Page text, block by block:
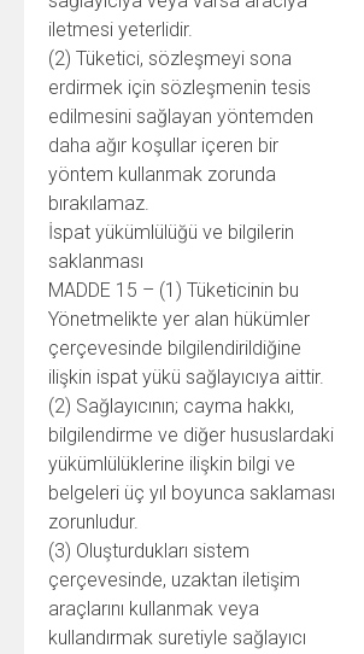
iletmesi yeterlidir.
(2) Tüketici, sözleşmeyi sona
erdirmek için sözleşmenin tesis
edilmesini sağlayan yöntemden
daha ağır koşullar içeren bir
yöntem kullanmak zorunda
bırakılamaz.
İspat yükümlülüğü ve bilgilerin
saklanması
MADDE 15 – (1) Tüketicinin bu
Yönetmelikte yer alan hükümler
çerçevesinde bilgilendirildiğine
ilişkin ispat yükü sağlayıcıya aittir.
(2) Sağlayıcının; cayma hakkı,
bilgilendirme ve diğer hususlardaki
yükümlülüklerine ilişkin bilgi ve
belgeleri üç yıl boyunca saklaması
zorunludur.
(3) Oluşturdukları sistem
çerçevesinde, uzaktan iletişim
araçlarını kullanmak veya
kullandırmak suretiyle sağlayıcı